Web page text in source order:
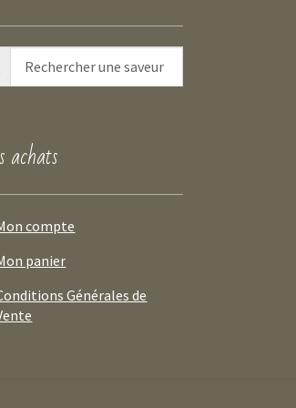
achats
compte
panier
Générales de